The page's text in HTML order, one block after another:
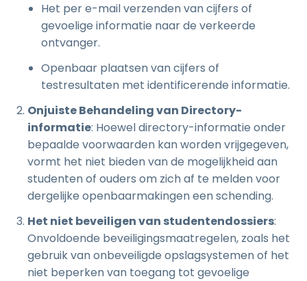
Het per e-mail verzenden van cijfers of
gevoelige informatie naar de verkeerde
ontvanger.
Openbaar plaatsen van cijfers of
testresultaten met identificerende informatie.
Onjuiste Behandeling van Directory-
informatie: Hoewel directory-informatie onder
bepaalde voorwaarden kan worden vrijgegeven,
vormt het niet bieden van de mogelijkheid aan
studenten of ouders om zich af te melden voor
dergelijke openbaarmakingen een schending.
Het niet beveiligen van studentendossiers:
Onvoldoende beveiligingsmaatregelen, zoals het
gebruik van onbeveiligde opslagsystemen of het
niet beperken van toegang tot gevoelige